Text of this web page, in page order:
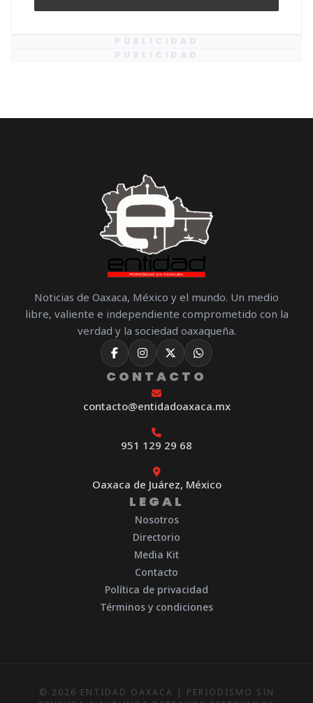
Noticias de Oaxaca, México y el mundo. Un medio
libre, valiente e independiente comprometido con la
verdad y la sociedad oaxaqueña.
CONTACTO
contacto@entidadoaxaca.mx
951 129 29 68
Oaxaca de Juárez, México
LEGAL
Nosotros
Directorio
Media Kit
Contacto
Política de privacidad
Términos y condiciones
© 2026 ENTIDAD OAXACA | PERIODISMO SIN